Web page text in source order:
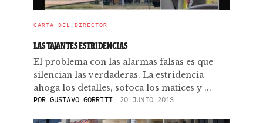
CARTA DEL DIRECTOR
LAS TAJANTES ESTRIDENCIAS
El problema con las alarmas falsas es que
silencian las verdaderas. La estridencia
ahoga los detalles, sofoca los matices y ...
POR GUSTAVO GORRITI 20 JUNIO 2013